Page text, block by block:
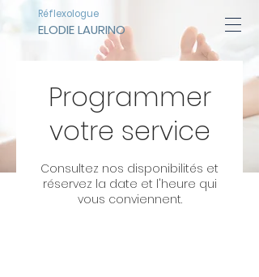
ELODIE LAURINO
Réflexologue
Programmer
votre service
Consultez nos disponibilités et
réservez la date et l'heure qui
vous conviennent.